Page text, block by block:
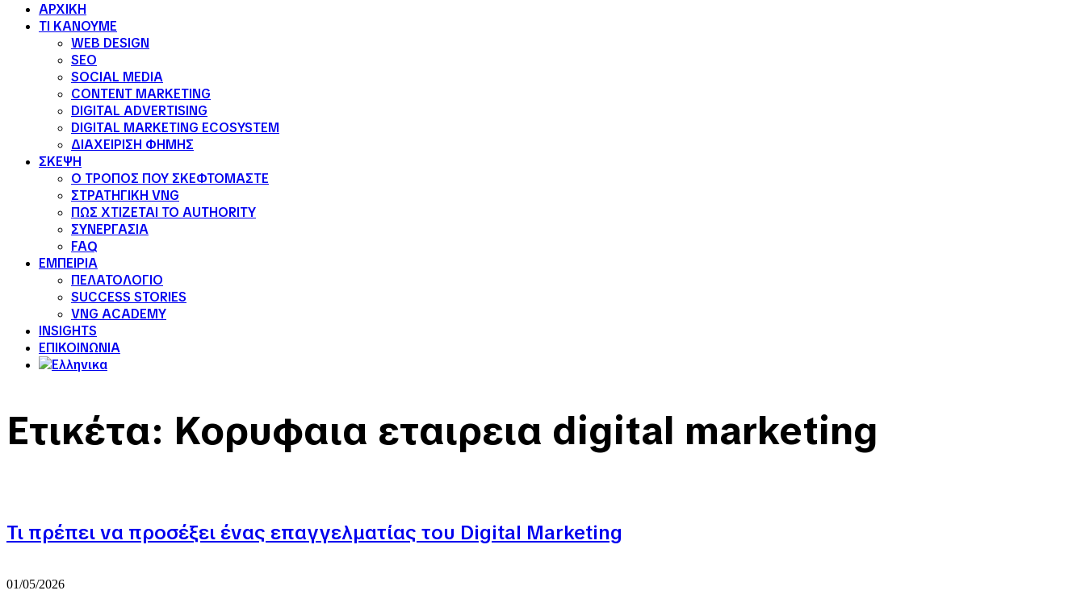
ΑΡΧΙΚΗ
ΤΙ ΚΑΝΟΥΜΕ
WEB DESIGN
SEO
SOCIAL MEDIA
CONTENT MARKETING
DIGITAL ADVERTISING
DIGITAL MARKETING ECOSYSTEM
ΔΙΑΧΕΙΡΙΣΗ ΦΗΜΗΣ
ΣΚΕΨΗ
Ο ΤΡΟΠΟΣ ΠΟΥ ΣΚΕΦΤΟΜΑΣΤΕ
ΣΤΡΑΤΗΓΙΚΗ VNG
ΠΩΣ ΧΤΙΖΕΤΑΙ ΤΟ AUTHORITY
ΣΥΝΕΡΓΑΣΙΑ
FAQ
ΕΜΠΕΙΡΙΑ
ΠΕΛΑΤΟΛΟΓΙΟ
SUCCESS STORIES
VNG ACADEMY
INSIGHTS
ΕΠΙΚΟΙΝΩΝΙΑ
Ετικέτα: Κορυφαια εταιρεια digital marketing
Τι πρέπει να προσέξει ένας επαγγελματίας του Digital Marketing
01/05/2026